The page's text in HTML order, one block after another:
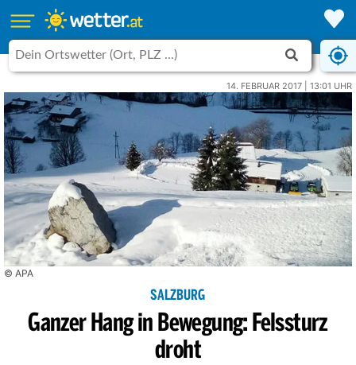
14. FEBRUAR 2017 | 13:01 UHR
© APA
SALZBURG
Ganzer Hang in Bewegung: Felssturz
droht